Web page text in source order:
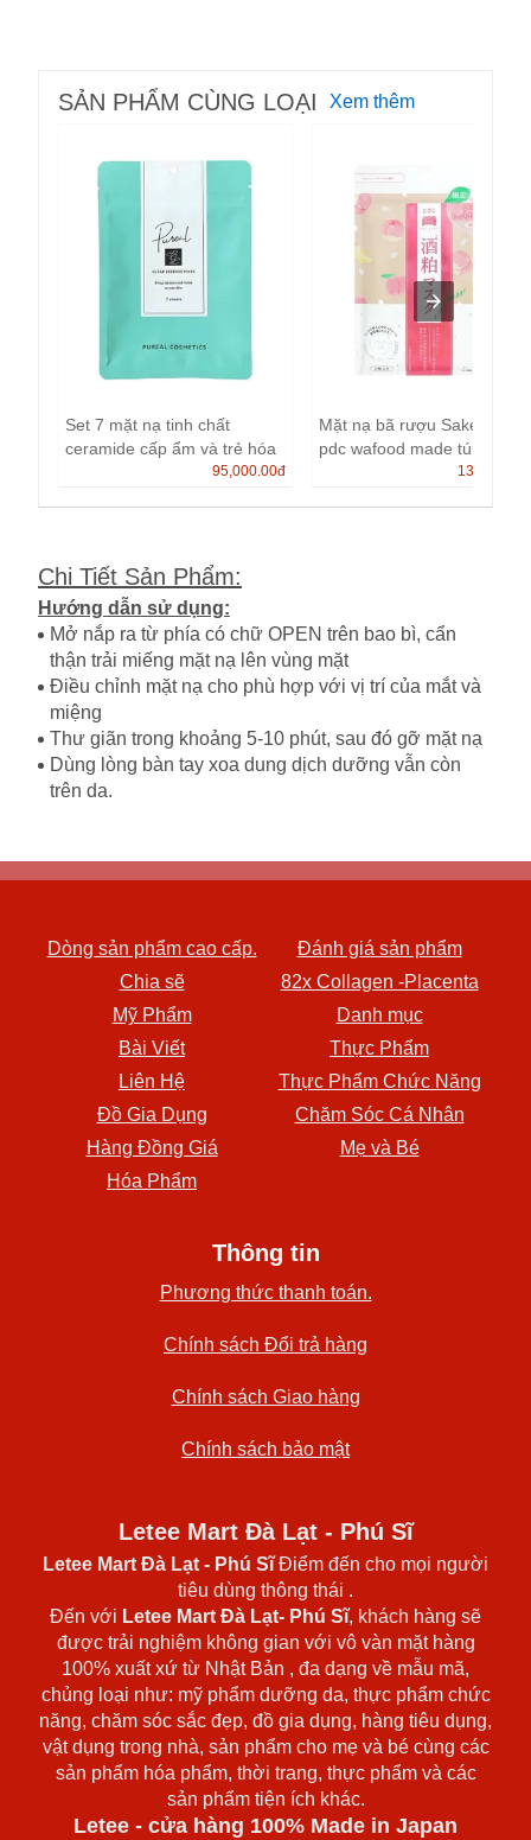
SẢN PHẨM CÙNG LOẠI Xem thêm
Set 7 mặt nạ tinh chất
ceramide cấp ẩm và trẻ hóa
95,000.00đ
Mặt nạ bã rượu Sake, đào
pdc wafood made túi 7
135,000.00
Chi Tiết Sản Phẩm:
Hướng dẫn sử dụng:
Mở nắp ra từ phía có chữ OPEN trên bao bì, cẩn
thận trải miếng mặt nạ lên vùng mặt
Điều chỉnh mặt nạ cho phù hợp với vị trí của mắt và
miệng
Thư giãn trong khoảng 5-10 phút, sau đó gỡ mặt nạ
Dùng lòng bàn tay xoa dung dịch dưỡng vẫn còn
trên da.
Dòng sản phẩm cao cấp.
Đánh giá sản phẩm
Chia sẽ
82x Collagen -Placenta
Mỹ Phẩm
Danh mục
Bài Viết
Thực Phẩm
Liên Hệ
Thực Phẩm Chức Năng
Đồ Gia Dụng
Chăm Sóc Cá Nhân
Hàng Đồng Giá
Mẹ và Bé
Hóa Phẩm
Thông tin
Phương thức thanh toán.
Chính sách Đổi trả hàng
Chính sách Giao hàng
Chính sách bảo mật
Letee Mart Đà Lạt - Phú Sĩ
Letee Mart Đà Lạt - Phú SĩĐiểm đến cho mọi người
tiêu dùng thông thái .
Đến với Letee Mart Đà Lạt- Phú Sĩ, khách hàng sẽ
được trải nghiệm không gian với vô vàn mặt hàng
100% xuất xứ từ Nhật Bản , đa dạng về mẫu mã,
chủng loại như: mỹ phẩm dưỡng da, thực phẩm chức
năng, chăm sóc sắc đẹp, đồ gia dụng, hàng tiêu dụng,
vật dụng trong nhà, sản phẩm cho mẹ và bé cùng các
sản phẩm hóa phẩm, thời trang, thực phẩm và các
sản phẩm tiện ích khác.
Letee - cửa hàng 100% Made in Japan